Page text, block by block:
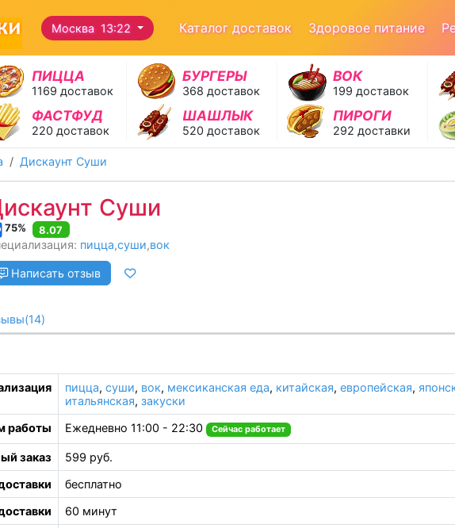
Москва 13:22 Каталог доставок Здоровое питание
ПИЦЦА
1169 доставок
БУРГЕРЫ
368 доставок
ВОК
199 доставок
ФАСТФУД
220 доставок
ШАШЛЫК
520 доставок
ПИРОГИ
292 доставки
Дискаунт Суши
Суши
75% 8.07
пицца,суши,вок
Написать отзыв
пицца, суши, вок, мексиканская еда, китайская, европейская,
итальянская, закуски
работы
Ежедневно 11:00 - 22:30 Сейчас работает
заказ
599 руб.
бесплатно
60 минут